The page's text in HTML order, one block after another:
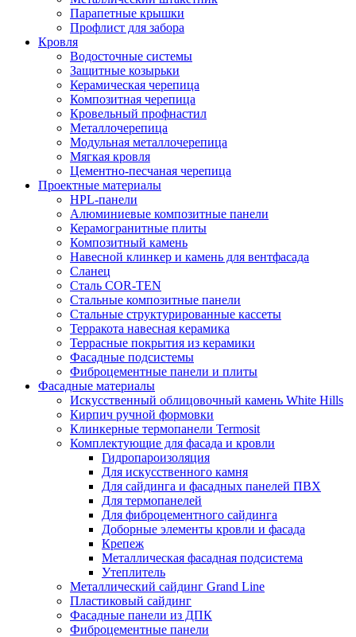
Парапетные крышки
Профлист для забора
Кровля
Водосточные системы
Защитные козырьки
Керамическая черепица
Композитная черепица
Кровельный профнастил
Металлочерепица
Модульная металлочерепица
Мягкая кровля
Цементно-песчаная черепица
Проектные материалы
HPL-панели
Алюминиевые композитные панели
Керамогранитные плиты
Композитный камень
Навесной клинкер и камень для вентфасада
Сланец
Сталь COR-TEN
Стальные композитные панели
Стальные структурированные кассеты
Терракота навесная керамика
Террасные покрытия из керамики
Фасадные подсистемы
Фиброцементные панели и плиты
Фасадные материалы
Искусственный облицовочный камень White Hills
Кирпич ручной формовки
Клинкерные термопанели Termosit
Комплектующие для фасада и кровли
Гидропароизоляция
Для искусственного камня
Для сайдинга и фасадных панелей ПВХ
Для термопанелей
Для фиброцементного сайдинга
Доборные элементы кровли и фасада
Крепеж
Металлическая фасадная подсистема
Утеплитель
Металлический сайдинг Grand Line
Пластиковый сайдинг
Фасадные панели из ДПК
Фиброцементные панели